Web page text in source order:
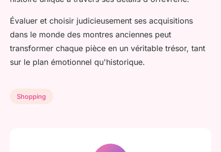
Évaluer et choisir judicieusement ses acquisitions
dans le monde des montres anciennes peut
transformer chaque pièce en un véritable trésor, tant
sur le plan émotionnel qu'historique.
Shopping